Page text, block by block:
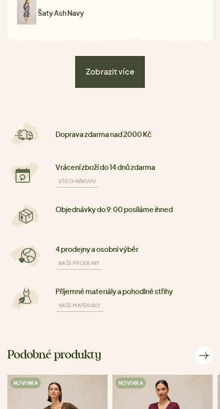
Šaty Ash Navy
Zobrazit více
Doprava zdarma nad 2000 Kč
Vrácení zboží do 14 dnů zdarma
VŠE O NÁKUPU
Objednávky do 9:00 posíláme ihned
4 prodejny a osobní výběr
NAŠE PRODEJNY
Příjemné materiály a pohodlné střihy
NAŠE MATERIÁLY
Podobné produkty
NOVINKA NOVINKA